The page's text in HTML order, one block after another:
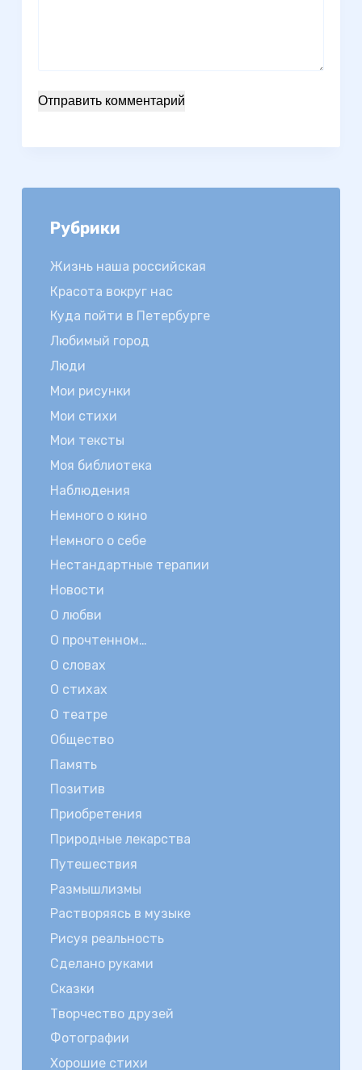
Отправить комментарий
Рубрики
Жизнь наша российская
Красота вокруг нас
Куда пойти в Петербурге
Любимый город
Люди
Мои рисунки
Мои стихи
Мои тексты
Моя библиотека
Наблюдения
Немного о кино
Немного о себе
Нестандартные терапии
Новости
О любви
О прочтенном…
О словах
О стихах
О театре
Общество
Память
Позитив
Приобретения
Природные лекарства
Путешествия
Размышлизмы
Растворяясь в музыке
Рисуя реальность
Сделано руками
Сказки
Творчество друзей
Фотографии
Хорошие стихи